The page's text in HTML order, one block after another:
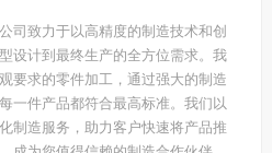
司致力于以高精度的制造技术和创
设计到最终生产的全方位需求。我
要求的零件加工，通过强大的制造
一件产品都符合最高标准。我们以
制造服务，助力客户快速将产品推